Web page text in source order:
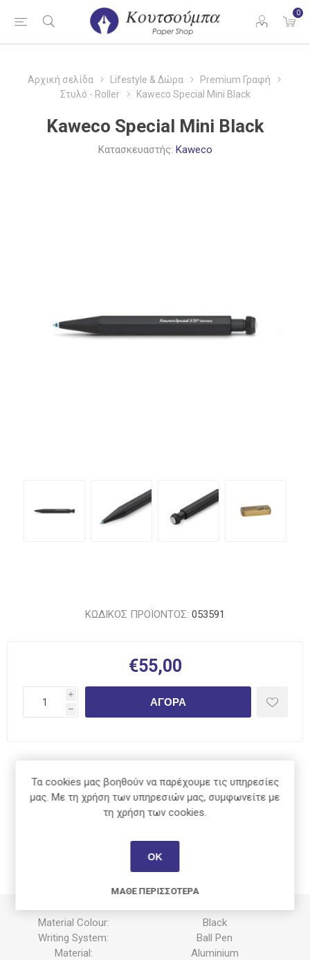
0
Αρχική σελίδα Lifestyle & Δώρα
Premium Γραφή
Στυλό - Roller
Kaweco Special Mini Black
Kaweco Special Mini Black
Κατασκευαστής: Kaweco
ΚΩΔΙΚΟΣ ΠΡΟΪΟΝΤΟΣ: 053591
€55,00
i
h
ΑΓΟΡΆ
ΠΕΡΙΓΡΑΦΉ
ΧΑΡΑΚΤΗΡΙΣΤΙΚΆ
Material Colour:
Black
Writing System:
Ball Pen
Material:
Aluminium
Τα cookies μας βοηθούν να παρέχουμε τις υπηρεσίες
μας. Με τη χρήση των υπηρεσιών μας, συμφωνείτε με
τη χρήση των cookies.
ΟΚ
ΜΆΘΕ ΠΕΡΙΣΣΌΤΕΡΑ